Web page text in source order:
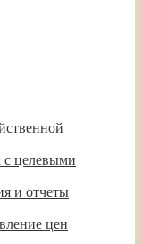
с целевыми
и отчеты
цен